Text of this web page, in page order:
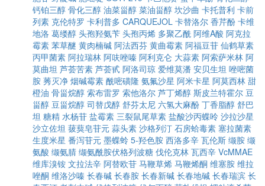
钙铂三醇 骨化三醇 油菜甾醇 菜油甾醇 坎沙曲 卡托普利 卡前
列素 克伦特罗 卡利普多 CARQUEJOL 卡替洛尔 香芹酚 卡维
地洛 葛缕醇 头孢羟氨苄 头孢丙烯 多聚乙酰 阿维A酸 阿克拉
霉素 苯草醚 黄肉楠碱 阿法西芬 黄曲霉素 阿福豆苷 仙鹤草素
丙甲菌素 阿拉瑞林 阿呋唑嗪 阿利克仑 大蒜素 阿索萨米林 阿
莫曲坦 芦荟苦素 芦荟甙 阿洛司琼 爱维莫潘 安贝生坦 唑嘧菌
胺 莠灭净 烟碱霉素 酰嘧磺隆 氨氟沙星 阿米卡星 阿莫西林 甜
橙油 骨甾烷醇 索布雷罗 索他洛尔 芦丁烯醇 斯皮兰特霍尔 豆
甾醇 豆甾烷醇 司替戊醇 舒芬太尼 六氢大麻酚 丁香脂醇 舒巴
坦 糖精 水杨苷 盐霉素 三裂鼠尾草素 盐酸沙丙蝶呤 沙拉沙星
沙立佐坦 菝葜皂苷元 蒜头素 沙格列汀 石房蛤毒素 塞拉菌素
生度米星 番泻苷元 墨蝶蛉 5-羟色胺 西洛多辛 瓦伦斯 缬胺 缬
氨酸 缬氨腈 缬氨酰胺伏格列波糖 伐伦克林 瓦西辛 VcMMAE
维库溴铵 文拉法辛 阿替欧苷 马鞭草烯 马鞭烯酮 维塞胺 维拉
唑酮 维洛沙嗪 长春碱 长春胺 长春新碱 长春地碱 长春瑞滨 长